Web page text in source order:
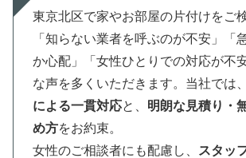
東京北区で家やお部屋の片付けをご
「知らない業者を呼ぶのが不安」「
か心配」「女性ひとりでの対応が
な声を多くいただきます。当社では、
による一貫対応と、 明朗な見積り・
め方をお約束。
女性のご相談者にも配慮し、
スタッ